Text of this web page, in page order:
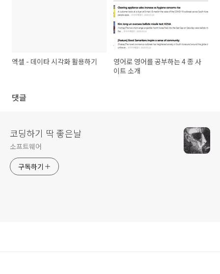
엑셀 - 데이타 시각화 활용하기
영어로 영어를 공부하는 4 종 사
이트 소개
댓글
코딩하기 딱 좋은날
소프트웨어
구독하기